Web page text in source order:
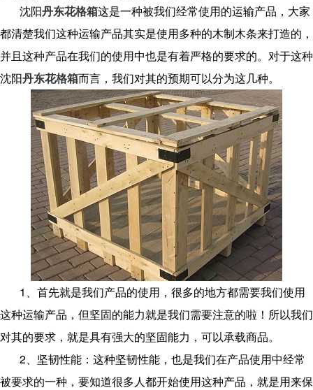
沈阳丹东花格箱这是一种被我们经常使用的运输产品，大家
都清楚我们这种运输产品其实是使用多种的木制木条来打造的，
并且这种产品在我们的使用中也是有着严格的要求的。对于这种
沈阳丹东花格箱而言，我们对其的预期可以分为这几种。
1、首先就是我们产品的使用，很多的地方都需要我们使用
这种运输产品，但坚固的能力就是我们需要注意的啦！所以我们
对其的要求，就是具有强大的坚固能力，可以承载商品。
2、坚韧性能：这种坚韧性能，也是我们在产品使用中经常
被要求的一种，要知道很多人都开始使用这种产品，就是用来保